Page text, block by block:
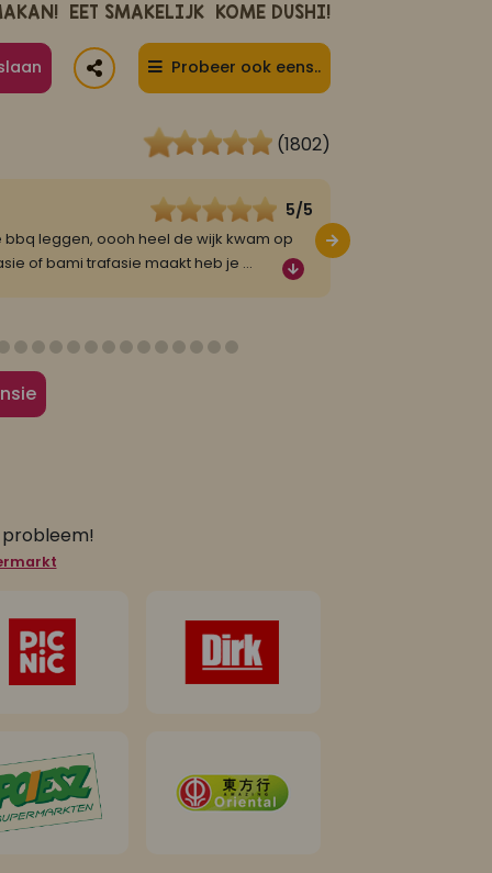
EET SMAKELIJK KOME DUSHI!
Probeer ook eens..
(1802)
5/5
leggen, oooh heel de wijk kwam op
of bami trafasie maakt heb je ...
Caribische kip uit